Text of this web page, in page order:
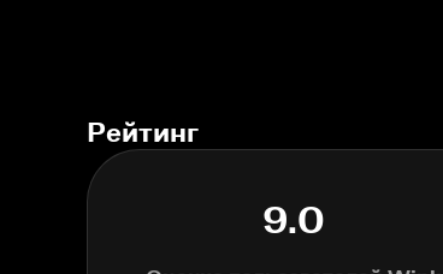
Рейтинг
9.0